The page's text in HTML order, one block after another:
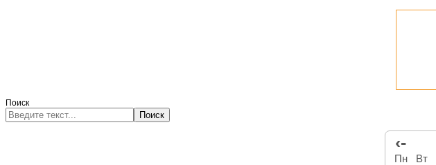
Поиск
Поиск
‹-
Пн Вт